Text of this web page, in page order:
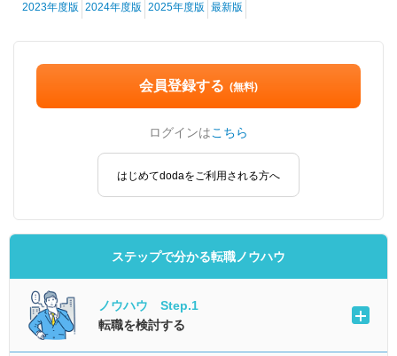
2023年度版 2024年度版 2025年度版 最新版
会員登録する (無料)
ログインはこちら
はじめてdodaをご利用される方へ
ステップで分かる転職ノウハウ
ノウハウ Step.1
転職を検討する